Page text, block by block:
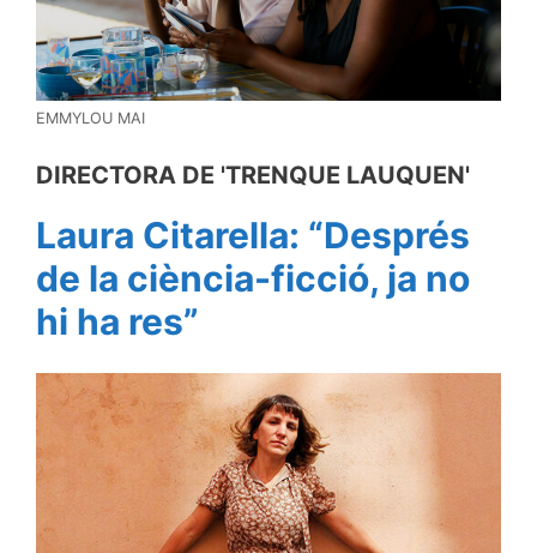
EMMYLOU MAI
DIRECTORA DE 'TRENQUE LAUQUEN'
Laura Citarella: “Després
de la ciència-ficció, ja no
hi ha res”